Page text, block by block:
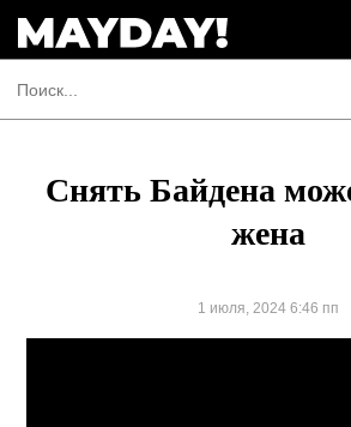
Снять Байдена
жена
1 июля, 2024 6:46 пп